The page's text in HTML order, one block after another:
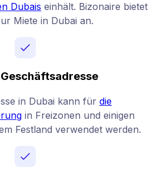
Dubais einhält. Bizonaire bietet
Miete in Dubai an.
in Dubai kann für die
in Freizonen und einigen
Festland verwendet werden.